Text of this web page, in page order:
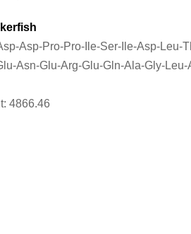
Asp-Pro-Pro-Ile-Ser-Ile-Asp-Leu-
Asn-Glu-Arg-Glu-Gln-Ala-Gly-
4866.46